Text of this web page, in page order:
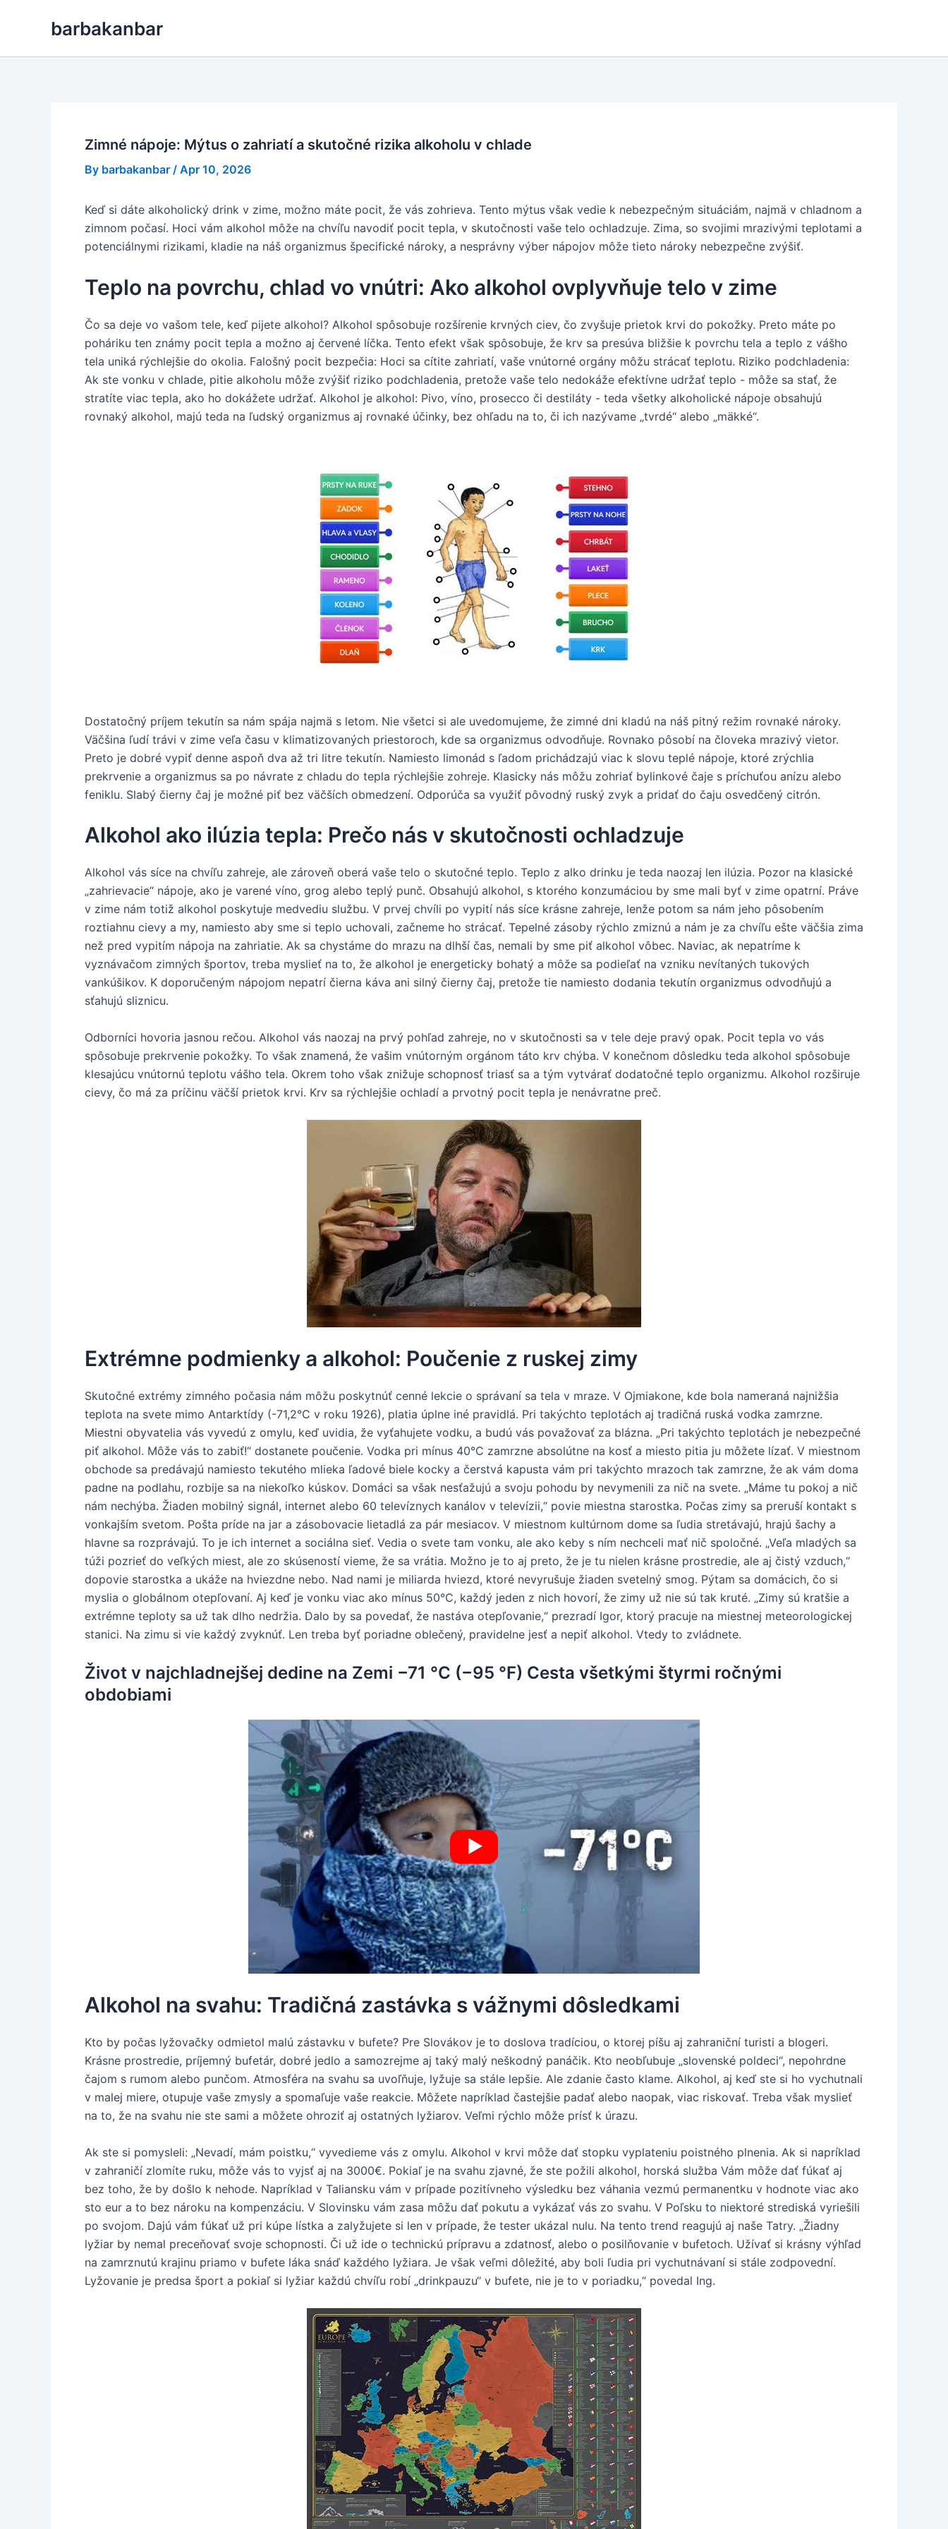
barbakanbar
Zimné nápoje: Mýtus o zahriatí a skutočné rizika alkoholu v chlade
By barbakanbar / Apr 10, 2026
Keď si dáte alkoholický drink v zime, možno máte pocit, že vás zohrieva. Tento mýtus však vedie k nebezpečným situáciám, najmä v chladnom a
zimnom počasí. Hoci vám alkohol môže na chvíľu navodiť pocit tepla, v skutočnosti vaše telo ochladzuje. Zima, so svojimi mrazivými teplotami a
potenciálnymi rizikami, kladie na náš organizmus špecifické nároky, a nesprávny výber nápojov môže tieto nároky nebezpečne zvýšiť.
Teplo na povrchu, chlad vo vnútri: Ako alkohol ovplyvňuje telo v zime
Čo sa deje vo vašom tele, keď pijete alkohol? Alkohol spôsobuje rozšírenie krvných ciev, čo zvyšuje prietok krvi do pokožky. Preto máte po
poháriku ten známy pocit tepla a možno aj červené líčka. Tento efekt však spôsobuje, že krv sa presúva bližšie k povrchu tela a teplo z vášho
tela uniká rýchlejšie do okolia. Falošný pocit bezpečia: Hoci sa cítite zahriatí, vaše vnútorné orgány môžu strácať teplotu. Riziko podchladenia:
Ak ste vonku v chlade, pitie alkoholu môže zvýšiť riziko podchladenia, pretože vaše telo nedokáže efektívne udržať teplo - môže sa stať, že
stratíte viac tepla, ako ho dokážete udržať. Alkohol je alkohol: Pivo, víno, prosecco či destiláty - teda všetky alkoholické nápoje obsahujú
rovnaký alkohol, majú teda na ľudský organizmus aj rovnaké účinky, bez ohľadu na to, či ich nazývame „tvrdé“ alebo „mäkké“.
Dostatočný príjem tekutín sa nám spája najmä s letom. Nie všetci si ale uvedomujeme, že zimné dni kladú na náš pitný režim rovnaké nároky.
Väčšina ľudí trávi v zime veľa času v klimatizovaných priestoroch, kde sa organizmus odvodňuje. Rovnako pôsobí na človeka mrazivý vietor.
Preto je dobré vypiť denne aspoň dva až tri litre tekutín. Namiesto limonád s ľadom prichádzajú viac k slovu teplé nápoje, ktoré zrýchlia
prekrvenie a organizmus sa po návrate z chladu do tepla rýchlejšie zohreje. Klasicky nás môžu zohriať bylinkové čaje s príchuťou anízu alebo
feniklu. Slabý čierny čaj je možné piť bez väčších obmedzení. Odporúča sa využiť pôvodný ruský zvyk a pridať do čaju osvedčený citrón.
Alkohol ako ilúzia tepla: Prečo nás v skutočnosti ochladzuje
Alkohol vás síce na chvíľu zahreje, ale zároveň oberá vaše telo o skutočné teplo. Teplo z alko drinku je teda naozaj len ilúzia. Pozor na klasické
„zahrievacie“ nápoje, ako je varené víno, grog alebo teplý punč. Obsahujú alkohol, s ktorého konzumáciou by sme mali byť v zime opatrní. Práve
v zime nám totiž alkohol poskytuje medvediu službu. V prvej chvíli po vypití nás síce krásne zahreje, lenže potom sa nám jeho pôsobením
roztiahnu cievy a my, namiesto aby sme si teplo uchovali, začneme ho strácať. Tepelné zásoby rýchlo zmiznú a nám je za chvíľu ešte väčšia zima
než pred vypitím nápoja na zahriatie. Ak sa chystáme do mrazu na dlhší čas, nemali by sme piť alkohol vôbec. Naviac, ak nepatríme k
vyznávačom zimných športov, treba myslieť na to, že alkohol je energeticky bohatý a môže sa podieľať na vzniku nevítaných tukových
vankúšikov. K doporučeným nápojom nepatrí čierna káva ani silný čierny čaj, pretože tie namiesto dodania tekutín organizmus odvodňujú a
sťahujú sliznicu.
Odborníci hovoria jasnou rečou. Alkohol vás naozaj na prvý pohľad zahreje, no v skutočnosti sa v tele deje pravý opak. Pocit tepla vo vás
spôsobuje prekrvenie pokožky. To však znamená, že vašim vnútorným orgánom táto krv chýba. V konečnom dôsledku teda alkohol spôsobuje
klesajúcu vnútornú teplotu vášho tela. Okrem toho však znižuje schopnosť triasť sa a tým vytvárať dodatočné teplo organizmu. Alkohol rozširuje
cievy, čo má za príčinu väčší prietok krvi. Krv sa rýchlejšie ochladí a prvotný pocit tepla je nenávratne preč.
Extrémne podmienky a alkohol: Poučenie z ruskej zimy
Skutočné extrémy zimného počasia nám môžu poskytnúť cenné lekcie o správaní sa tela v mraze. V Ojmiakone, kde bola nameraná najnižšia
teplota na svete mimo Antarktídy (-71,2°C v roku 1926), platia úplne iné pravidlá. Pri takýchto teplotách aj tradičná ruská vodka zamrzne.
Miestni obyvatelia vás vyvedú z omylu, keď uvidia, že vyťahujete vodku, a budú vás považovať za blázna. „Pri takýchto teplotách je nebezpečné
piť alkohol. Môže vás to zabiť!“ dostanete poučenie. Vodka pri mínus 40°C zamrzne absolútne na kosť a miesto pitia ju môžete lízať. V miestnom
obchode sa predávajú namiesto tekutého mlieka ľadové biele kocky a čerstvá kapusta vám pri takýchto mrazoch tak zamrzne, že ak vám doma
padne na podlahu, rozbije sa na niekoľko kúskov. Domáci sa však nesťažujú a svoju pohodu by nevymenili za nič na svete. „Máme tu pokoj a nič
nám nechýba. Žiaden mobilný signál, internet alebo 60 televíznych kanálov v televízii,“ povie miestna starostka. Počas zimy sa preruší kontakt s
vonkajším svetom. Pošta príde na jar a zásobovacie lietadlá za pár mesiacov. V miestnom kultúrnom dome sa ľudia stretávajú, hrajú šachy a
hlavne sa rozprávajú. To je ich internet a sociálna sieť. Vedia o svete tam vonku, ale ako keby s ním nechceli mať nič spoločné. „Veľa mladých sa
túži pozrieť do veľkých miest, ale zo skúseností vieme, že sa vrátia. Možno je to aj preto, že je tu nielen krásne prostredie, ale aj čistý vzduch,“
dopovie starostka a ukáže na hviezdne nebo. Nad nami je miliarda hviezd, ktoré nevyrušuje žiaden svetelný smog. Pýtam sa domácich, čo si
myslia o globálnom otepľovaní. Aj keď je vonku viac ako mínus 50°C, každý jeden z nich hovorí, že zimy už nie sú tak kruté. „Zimy sú kratšie a
extrémne teploty sa už tak dlho nedržia. Dalo by sa povedať, že nastáva otepľovanie,“ prezradí Igor, ktorý pracuje na miestnej meteorologickej
stanici. Na zimu si vie každý zvyknúť. Len treba byť poriadne oblečený, pravidelne jesť a nepiť alkohol. Vtedy to zvládnete.
Život v najchladnejšej dedine na Zemi −71 °C (−95 °F) Cesta všetkými štyrmi ročnými
obdobiami
Alkohol na svahu: Tradičná zastávka s vážnymi dôsledkami
Kto by počas lyžovačky odmietol malú zástavku v bufete? Pre Slovákov je to doslova tradíciou, o ktorej píšu aj zahraniční turisti a blogeri.
Krásne prostredie, príjemný bufetár, dobré jedlo a samozrejme aj taký malý neškodný panáčik. Kto neobľubuje „slovenské poldeci“, nepohrdne
čajom s rumom alebo punčom. Atmosféra na svahu sa uvoľňuje, lyžuje sa stále lepšie. Ale zdanie často klame. Alkohol, aj keď ste si ho vychutnali
v malej miere, otupuje vaše zmysly a spomaľuje vaše reakcie. Môžete napríklad častejšie padať alebo naopak, viac riskovať. Treba však myslieť
na to, že na svahu nie ste sami a môžete ohroziť aj ostatných lyžiarov. Veľmi rýchlo môže prísť k úrazu.
Ak ste si pomysleli: „Nevadí, mám poistku,“ vyvedieme vás z omylu. Alkohol v krvi môže dať stopku vyplateniu poistného plnenia. Ak si napríklad
v zahraničí zlomíte ruku, môže vás to vyjsť aj na 3000€. Pokiaľ je na svahu zjavné, že ste požili alkohol, horská služba Vám môže dať fúkať aj
bez toho, že by došlo k nehode. Napríklad v Taliansku vám v prípade pozitívneho výsledku bez váhania vezmú permanentku v hodnote viac ako
sto eur a to bez nároku na kompenzáciu. V Slovinsku vám zasa môžu dať pokutu a vykázať vás zo svahu. V Poľsku to niektoré strediská vyriešili
po svojom. Dajú vám fúkať už pri kúpe lístka a zalyžujete si len v prípade, že tester ukázal nulu. Na tento trend reagujú aj naše Tatry. „Žiadny
lyžiar by nemal preceňovať svoje schopnosti. Či už ide o technickú prípravu a zdatnosť, alebo o posilňovanie v bufetoch. Užívať si krásny výhľad
na zamrznutú krajinu priamo v bufete láka snáď každého lyžiara. Je však veľmi dôležité, aby boli ľudia pri vychutnávaní si stále zodpovední.
Lyžovanie je predsa šport a pokiaľ si lyžiar každú chvíľu robí „drinkpauzu“ v bufete, nie je to v poriadku,“ povedal Ing.